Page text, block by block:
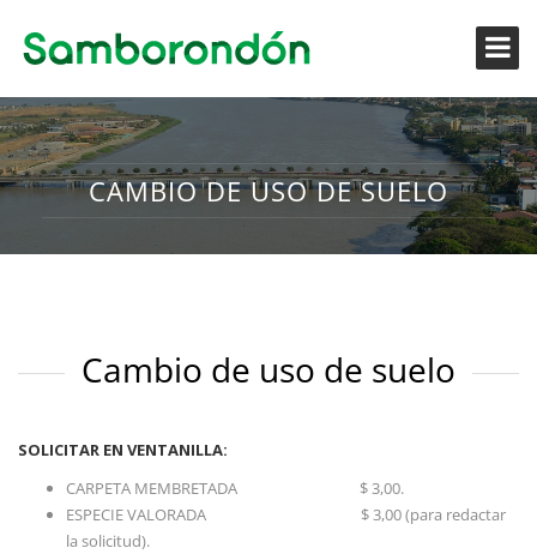
CAMBIO DE USO DE SUELO
Cambio de uso de suelo
SOLICITAR EN VENTANILLA:
CARPETA MEMBRETADA $ 3,00.
ESPECIE VALORADA $ 3,00 (para redactar
la solicitud).